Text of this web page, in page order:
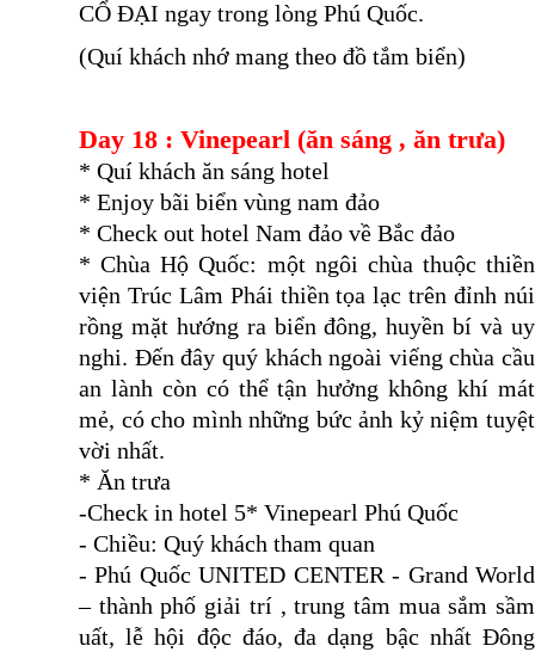
CỔ ĐẠI ngay trong lòng Phú Quốc.
(Quí khách nhớ mang theo đồ tắm biển)
Day 18 : Vinepearl (ăn sáng , ăn trưa)
* Quí khách ăn sáng hotel
* Enjoy bãi biển vùng nam đảo
* Check out hotel Nam đảo về Bắc đảo
* Chùa Hộ Quốc: một ngôi chùa thuộc thiền
viện Trúc Lâm Phái thiền tọa lạc trên đỉnh núi
rồng mặt hướng ra biển đông, huyền bí và uy
nghi. Đến đây quý khách ngoài viếng chùa cầu
an lành còn có thể tận hưởng không khí mát
mẻ, có cho mình những bức ảnh kỷ niệm tuyệt
vời nhất.
* Ăn trưa
-Check in hotel 5* Vinepearl Phú Quốc
- Chiều: Quý khách tham quan
- Phú Quốc UNITED CENTER - Grand World
– thành phố giải trí , trung tâm mua sắm sầm
uất, lễ hội độc đáo, đa dạng bậc nhất Đông